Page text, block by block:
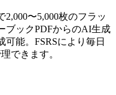
〜5,000枚のフラッ
ブックPDFからのAI生成
能。FSRSにより毎日
できます。